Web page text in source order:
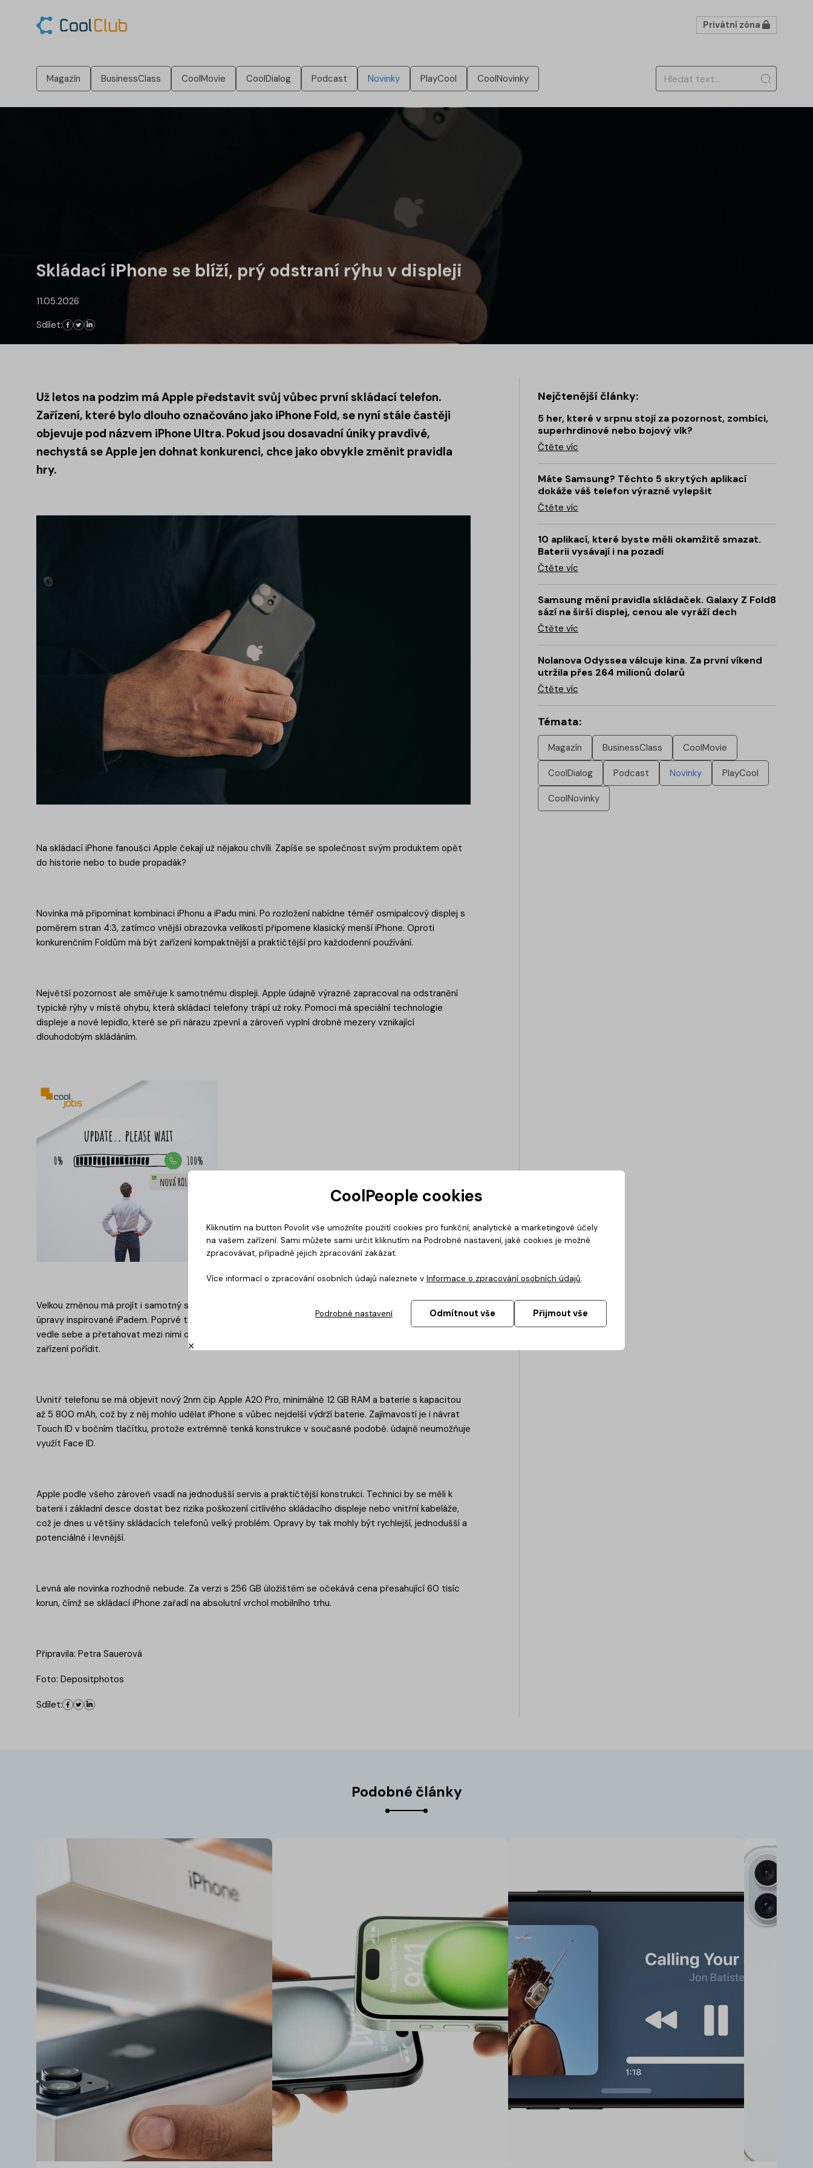
Privátní zóna
Magazín BusinessClass CoolMovie CoolDialog Podcast Novinky PlayCool CoolNovinky
Skládací iPhone se blíží, prý odstraní rýhu v displeji
11.05.2026
Sdílet:
Už letos na podzim má Apple představit svůj vůbec první skládací telefon.
Zařízení, které bylo dlouho označováno jako iPhone Fold, se nyní stále častěji
objevuje pod názvem iPhone Ultra. Pokud jsou dosavadní úniky pravdivé,
nechystá se Apple jen dohnat konkurenci, chce jako obvykle změnit pravidla
hry.
Na skládací iPhone fanoušci Apple čekají už nějakou chvíli. Zapíše se společnost svým produktem opět
do historie nebo to bude propadák?
Novinka má připomínat kombinaci iPhonu a iPadu mini. Po rozložení nabídne téměř osmipalcový displej s
poměrem stran 4:3, zatímco vnější obrazovka velikostí připomene klasický menší iPhone. Oproti
konkurenčním Foldům má být zařízení kompaktnější a praktičtější pro každodenní používání.
Největší pozornost ale směřuje k samotnému displeji. Apple údajně výrazně zapracoval na odstranění
typické rýhy v místě ohybu, která skládací telefony trápí už roky. Pomoci má speciální technologie
displeje a nové lepidlo, které se při nárazu zpevní a zároveň vyplní drobné mezery vznikající
dlouhodobým skládáním.
Velkou změnou má projít i samotný systém. Přestože telefon poběží na iOS 27, Apple chystá výrazné
úpravy inspirované iPadem. Poprvé tak půjde, podobně jako na tabletu, pohodlně používat dvě aplikace
vedle sebe a přetahovat mezi nimi obsah. Právě multitasking má být jedním z hlavních důvodů, proč si
zařízení pořídit.
Uvnitř telefonu se má objevit nový 2nm čip Apple A20 Pro, minimálně 12 GB RAM a baterie s kapacitou
až 5 800 mAh, což by z něj mohlo udělat iPhone s vůbec nejdelší výdrží baterie. Zajímavostí je i návrat
Touch ID v bočním tlačítku, protože extrémně tenká konstrukce v současné podobě. údajně neumožňuje
využít Face ID.
Apple podle všeho zároveň vsadí na jednodušší servis a praktičtější konstrukci. Technici by se měli k
baterii i základní desce dostat bez rizika poškození citlivého skládacího displeje nebo vnitřní kabeláže,
což je dnes u většiny skládacích telefonů velký problém. Opravy by tak mohly být rychlejší, jednodušší a
potenciálně i levnější.
Levná ale novinka rozhodně nebude. Za verzi s 256 GB úložištěm se očekává cena přesahující 60 tisíc
korun, čímž se skládací iPhone zařadí na absolutní vrchol mobilního trhu.
Připravila: Petra Sauerová
Foto: Depositphotos
Sdílet:
Nejčtenější články:
5 her, které v srpnu stojí za pozornost, zombíci,
superhrdinové nebo bojový vlk?
Čtěte víc
Máte Samsung? Těchto 5 skrytých aplikací
dokáže váš telefon výrazně vylepšit
Čtěte víc
10 aplikací, které byste měli okamžitě smazat.
Baterii vysávají i na pozadí
Čtěte víc
Samsung mění pravidla skládaček. Galaxy Z Fold8
sází na širší displej, cenou ale vyráží dech
Čtěte víc
Nolanova Odyssea válcuje kina. Za první víkend
utržila přes 264 milionů dolarů
Čtěte víc
Témata:
Magazín BusinessClass CoolMovie
CoolDialog Podcast Novinky PlayCool
CoolNovinky
Podobné články
CoolPeople cookies
Kliknutím na button Povolit vše umožníte použití cookies pro funkční, analytické a marketingové účely
na vašem zařízení. Sami můžete sami určit kliknutím na Podrobné nastavení, jaké cookies je možné
zpracovávat, případně jejich zpracování zakázat.
Více informací o zpracování osobních údajů naleznete v Informace o zpracování osobních údajů.
Podrobné nastavení Odmítnout vše Přijmout vše